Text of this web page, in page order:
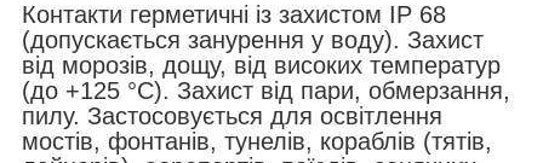
Контакти герметичні із захистом IP 68
(допускається занурення у воду). Захист
від морозів, дощу, від високих температур
(до +125 °C). Захист від пари, обмерзання,
пилу. Застосовується для освітлення
мостів, фонтанів, тунелів, кораблів (тятів,